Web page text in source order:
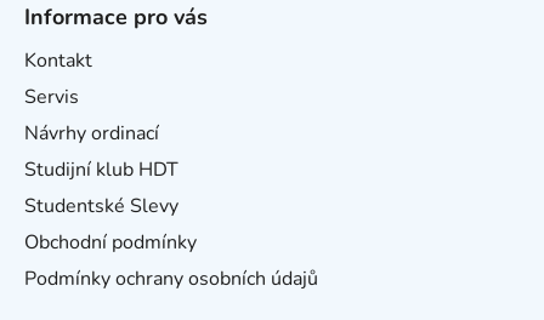
Informace pro vás
Kontakt
Servis
Návrhy ordinací
Studijní klub HDT
Studentské Slevy
Obchodní podmínky
Podmínky ochrany osobních údajů